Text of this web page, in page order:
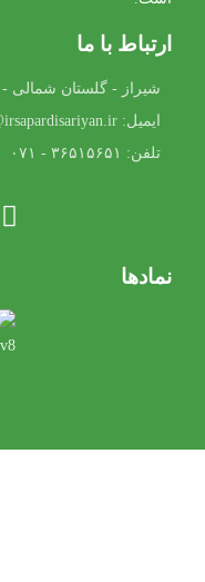
ارتباط با ما
شیراز - گلستان شمالی
ایمیل: info@irsapardisariyan.ir
تلفن: ۳۶۵۱۵۶۵۱ - ۰۷۱
نمادها